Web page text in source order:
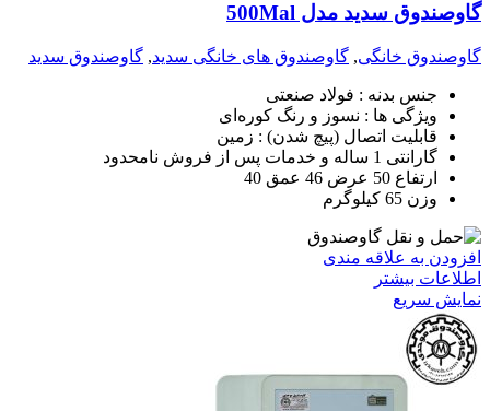
گاوصندوق سدید مدل 500Mal
گاوصندوق خانگی, گاوصندوق های خانگی سدید, گاوصندوق سدید
جنس بدنه : فولاد صنعتی
ویژگی ها : نسوز و رنگ کوره‌ای
قابلیت اتصال (پیچ شدن) : زمین
گارانتی 1 ساله و خدمات پس از فروش نامحدود
ارتفاع 50 عرض 46 عمق 40
وزن 65 کیلوگرم
افزودن به علاقه مندی
اطلاعات بیشتر
نمایش سریع